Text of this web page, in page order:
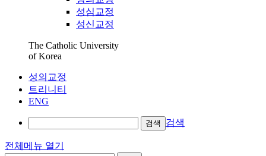
성심교정
성신교정
The Catholic University
of Korea
성의교정
트리니티
ENG
검색 검색
전체메뉴 열기